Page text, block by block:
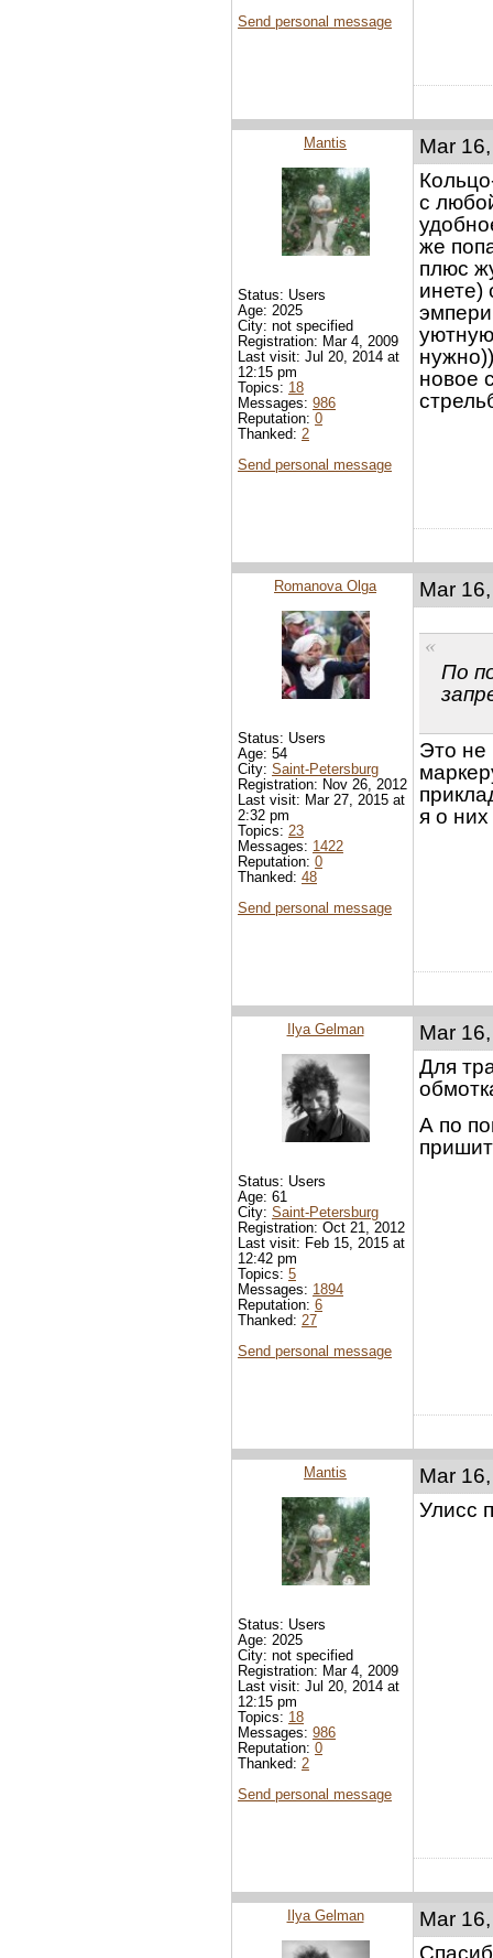
Send personal message
Mar
с
же
плюс
инете)
новое
Mantis
Status: Users
Age: 2025
City: not specified
Registration: Mar 4, 2009
Last visit: Jul 20, 2014 at
12:15 pm
Topics: 18
Messages: 986
Reputation: 0
Thanked: 2
Send personal message
Mar
По
Это не
я о
Romanova Olga
Status: Users
Age: 54
City: Saint-Petersburg
Registration: Nov 26, 2012
Last visit: Mar 27, 2015 at
2:32 pm
Topics: 23
Messages: 1422
Reputation: 0
Thanked: 48
Send personal message
Mar
Для
А по
Ilya Gelman
Status: Users
Age: 61
City: Saint-Petersburg
Registration: Oct 21, 2012
Last visit: Feb 15, 2015 at
12:42 pm
Topics: 5
Messages: 1894
Reputation: 6
Thanked: 27
Send personal message
Mar
Улисс
Mantis
Status: Users
Age: 2025
City: not specified
Registration: Mar 4, 2009
Last visit: Jul 20, 2014 at
12:15 pm
Topics: 18
Messages: 986
Reputation: 0
Thanked: 2
Send personal message
Mar
Ilya Gelman